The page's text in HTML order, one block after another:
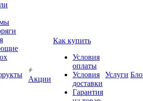
Акции
Как купить
Условия
оплаты
Условия
доставки
Гарантия
Услуги